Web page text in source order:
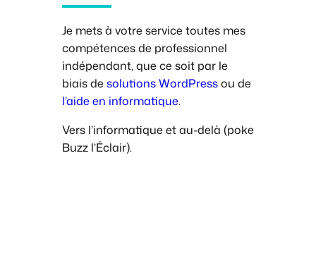
Je mets à votre service toutes mes
compétences de professionnel
indépendant, que ce soit par le
biais de solutions WordPressou de
l’aide en informatique.
Vers l’informatique et au-delà (poke
Buzz l’Éclair).